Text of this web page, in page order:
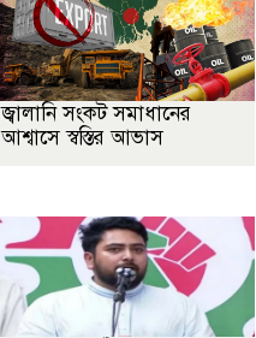
জ্বালানি সংকট সমাধানের
আশ্বাসে স্বস্তির আভাস